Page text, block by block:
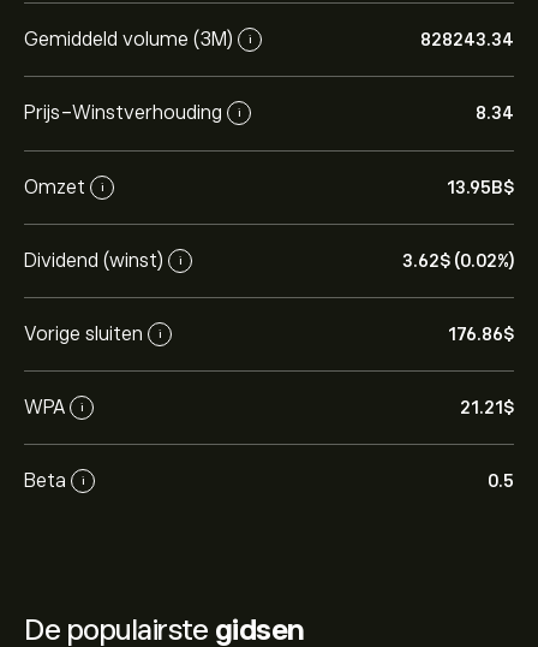
Gemiddeld volume (3M) i 828243.34
Prijs-Winstverhouding i 8.34
Omzet i 13.95B‎$‎
Dividend (winst) i 3.62‎$‎ (0.02%)
Vorige sluiten i 176.86‎$‎
WPA i 21.21‎$‎
Beta i 0.5
De populairste gidsen